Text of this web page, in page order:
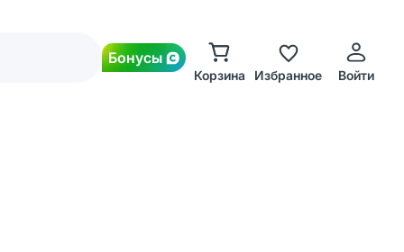
Бонусы
Корзина Избранное Войти